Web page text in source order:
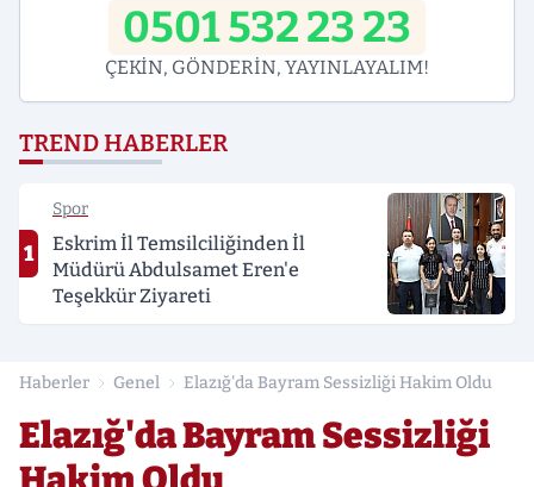
0501 532 23 23
ÇEKİN, GÖNDERİN, YAYINLAYALIM!
TREND HABERLER
1
Spor
Eskrim İl Temsilciliğinden İl
Müdürü Abdulsamet Eren'e
Teşekkür Ziyareti
Haberler Genel Elazığ'da Bayram Sessizliği Hakim Oldu
Elazığ'da Bayram Sessizliği